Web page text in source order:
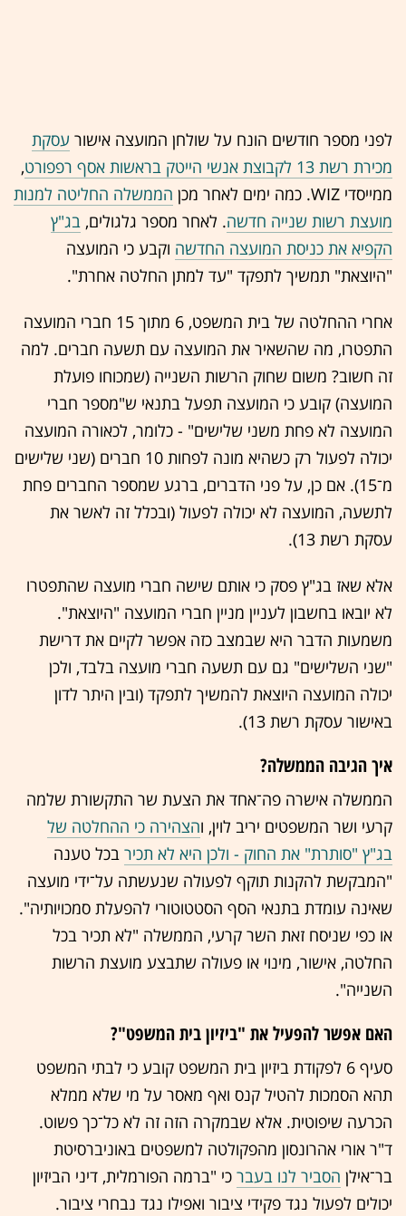
לפני מספר חודשים הונח על שולחן המועצה אישור עסקת
מכירת רשת 13 לקבוצת אנשי הייטק בראשות אסף רפפורט
,
ממייסדי WIZ. כמה ימים לאחר מכן
הממשלה החליטה למנות
מועצת רשות שנייה חדשה. לאחר מספר גלגולים, בג"ץ
הקפיא את כניסת המועצה החדשה וקבע כי המועצה
"היוצאת" תמשיך לתפקד "עד למתן החלטה אחרת".
אחרי ההחלטה של בית המשפט, 6 מתוך 15 חברי המועצה
התפטרו, מה שהשאיר את המועצה עם תשעה חברים. למה
זה חשוב? משום שחוק הרשות השנייה (שמכוחו פועלת
המועצה) קובע כי המועצה תפעל בתנאי ש"מספר חברי
המועצה לא פחת משני שלישים" - כלומר, לכאורה המועצה
יכולה לפעול רק כשהיא מונה לפחות 10 חברים (שני שלישים
מ־15). אם כן, על פני הדברים, ברגע שמספר החברים פחת
לתשעה, המועצה לא יכולה לפעול (ובכלל זה לאשר את
עסקת רשת 13).
אלא שאז בג"ץ פסק כי אותם שישה חברי מועצה שהתפטרו
לא יובאו בחשבון לעניין מניין חברי המועצה "היוצאת".
משמעות הדבר היא שבמצב כזה אפשר לקיים את דרישת
"שני השלישים" גם עם תשעה חברי מועצה בלבד, ולכן
יכולה המועצה היוצאת להמשיך לתפקד (ובין היתר לדון
באישור עסקת רשת 13).
איך הגיבה הממשלה?
הממשלה אישרה פה־אחד את הצעת שר התקשורת שלמה
קרעי ושר המשפטים יריב לוין, והצהירה כי ההחלטה של
בג"ץ "סותרת" את החוק - ולכן היא לא תכיר בכל טענה
"המבקשת להקנות תוקף לפעולה שנעשתה על־ידי מועצה
שאינה עומדת בתנאי הסף הסטטוטורי להפעלת סמכויותיה".
או כפי שניסח זאת השר קרעי, הממשלה "לא תכיר בכל
החלטה, אישור, מינוי או פעולה שתבצע מועצת הרשות
השנייה".
האם אפשר להפעיל את "ביזיון בית המשפט"?
סעיף 6 לפקודת ביזיון בית המשפט קובע כי לבתי המשפט
תהא הסמכות להטיל קנס ואף מאסר על מי שלא ממלא
הכרעה שיפוטית. אלא שבמקרה הזה זה לא כל־כך פשוט.
ד"ר אורי אהרונסון מהפקולטה למשפטים באוניברסיטת
בר־אילן הסביר לנו בעבר כי "ברמה הפורמלית, דיני הביזיון
יכולים לפעול נגד פקידי ציבור ואפילו נגד נבחרי ציבור.